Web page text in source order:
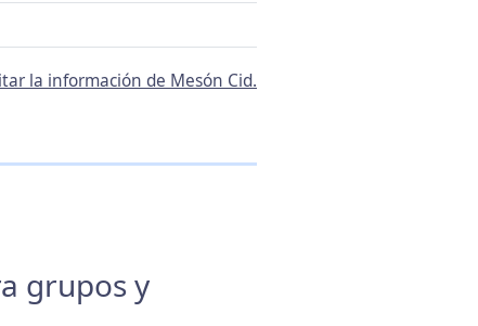
la información de Mesón Cid.
grupos y